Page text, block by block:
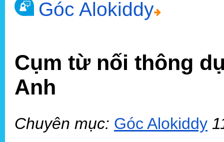
Góc Alokiddy
Cụm từ nối thông
Anh
Chuyên mục: Góc Alokiddy